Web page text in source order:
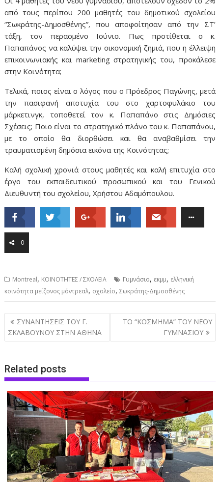
από τους περίπου 200 μαθητές του δημοτικού σχολείου
“Σωκράτης-Δημοσθένης”, που αποφοίτησαν από την ΣΤ’
τάξη, τον περασμένο Ιούνιο. Πως προτίθεται ο κ.
Παπαπάνος να καλύψει την οικονομική ζημιά, που η έλλειψη
επικοινωνιακής και marketing στρατηγικής του, προκάλεσε
στην Κοινότητα;
Τελικά, ποιος είναι ο λόγος που ο Πρόεδρος Παγώνης, μετά
την πασιφανή αποτυχία του στο χαρτοφυλάκιο του
μάρκετινγκ, τοποθετεί τον κ. Παπαπάνο στις Δημόσιες
Σχέσεις; Ποιο είναι το στρατηγικό πλάνο του κ. Παπαπάνου,
με το οποίο θα διορθώσει και θα αναβαθμίσει την
τραυματισμένη δημόσια εικόνα της Κοινότητας;
Καλή σχολική χρονιά στους μαθητές και καλή επιτυχία στο
έργο του εκπαιδευτικού προσωπικού και του Γενικού
Διευθυντή του σχολείου, Χρήστου Αδαμόπουλου.
0
Montreal, ΚΟΙΝΟΤΗΤΕΣ / ΣΧΟΛΕΙΑ Γυμνάσιο, εκμμ, ελληνική
κοινότητα μείζονος μόντρεαλ, σχολείο,Σωκράτης-Δημοσθένης
Post
navigation
ΣΥΝΑΝΤΗΣΕΙΣ ΤΟΥ Γ.
ΣΚΛΑΒΟΥΝΟΥ ΣΤΗΝ ΑΘΗΝΑ
ΤΟ “ΚΟΣΜΗΜΑ” ΤΟΥ ΝΕΟΥ
ΓΥΜΝΑΣΙΟΥ
Related posts